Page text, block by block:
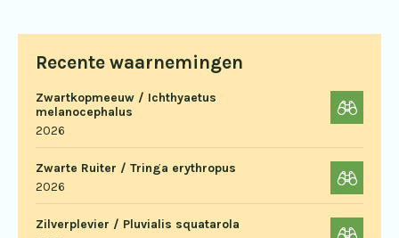
Recente waarnemingen
Zwartkopmeeuw / Ichthyaetus
melanocephalus
2026
Zwarte Ruiter / Tringa erythropus
2026
Zilverplevier / Pluvialis squatarola